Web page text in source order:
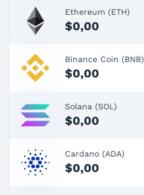
Ethereum (ETH)
$0,00
Binance Coin (BNB)
$0,00
Solana (SOL)
$0,00
Cardano (ADA)
$0,00